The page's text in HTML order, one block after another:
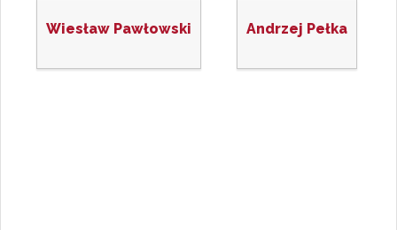
Wiesław Pawłowski Andrzej Pełka